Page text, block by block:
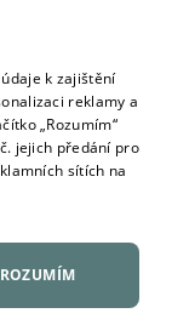
k zajištění
reklamy a
„Rozumím“
jejich předání pro
sítích na
ROZUMÍM